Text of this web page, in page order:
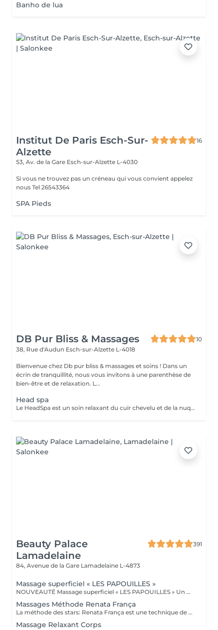
Banho de lua
Institut De Paris Esch-Sur-
Alzette
16
53, Av. de la Gare Esch-sur-Alzette L-4030
Si vous ne trouvez pas un créneau qui vous convient appelez
nous Tel 26543364
SPA Pieds
DB Pur Bliss & Massages
10
38, Rue d'Audun Esch-sur-Alzette L-4018
Bienvenue chez Db pur bliss & massages et soins ! Dans un
écrin de tranquillité, nous vous invitons à une parenthèse de
bien-être et de relaxation. L...
Head spa
Le HeadSpa est un soin relaxant du cuir chevelu et de la nuque qui combine massage, stimulation et soins ciblés. Il favorise une détente profonde, aide à réduire le stress, l'anxiété et les tensions nerveuses, tout en améliorant la circulation sanguine. Ce soin contribue également à un cuir chevelu plus sain, stimule la pousse des cheveux, diminue les maux de tête et procure une sensation immédiate de bien-être et de légèreté mentale.
Beauty Palace
Lamadelaine
391
84, Avenue de la Gare Lamadelaine L-4873
Massage superficiel « LES PAPOUILLES »
NOUVEAUTÉ Massage superficiel « LES PAPOUILLES » Un moment de lâcher prise absolue, grâce a des toucher léger axé sur la caresse et le frisson agréable. A l'aide de plumes, de mains expertes et d'ustensiles soigneusement choisis, ce massage superficiel invite à un voyage sensoriel. Subtil pour apaiser le mental, relâcher les tensions émotionnelles se reconnecter à son corps en toute douceur. Idéal pour les personnes aimant les papouilles.
Massages Méthode Renata França
La méthode des stars: Renata França est une technique de massage brésilienne complète qui se concentre sur le drainage lymphatique et le modelage corporel. Ce soin stimule la circulation sanguine, réduit la rétention d'eau et sculpte la silhouette tout en améliorant l'apparence de la peau. Les résultats sont rapidement visibles, offrant des effets de légèreté et un bien-être immédiat, permettant à nos clients de se sentir revitalisés et rafraîchis.
Massage Relaxant Corps